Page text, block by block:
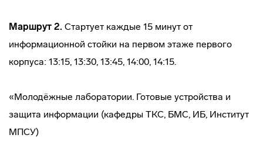
Маршрут 2. Стартует каждые 15 минут от
информационной стойки на первом этаже первого
корпуса: 13:15, 13:30, 13:45, 14:00, 14:15.
«Молодёжные лаборатории. Готовые устройства и
защита информации (кафедры ТКС, БМС, ИБ, Институт
МПСУ)